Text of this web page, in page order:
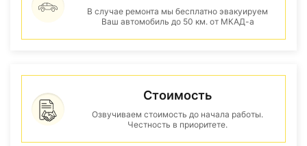
В случае ремонта мы бесплатно эвакуируем
Ваш автомобиль до 50 км. от МКАД-а
Стоимость
Озвучиваем стоимость до начала работы.
Честность в приоритете.